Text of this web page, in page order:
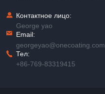
Контактное лицо:
George yao
Email:
georgeyao@onecoating.com
Тел:
+86-769-83319415